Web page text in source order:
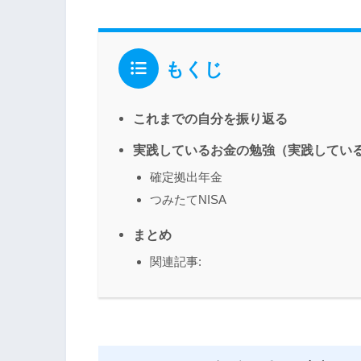
もくじ
これまでの自分を振り返る
実践しているお金の勉強（実践してい
確定拠出年金
つみたてNISA
まとめ
関連記事: